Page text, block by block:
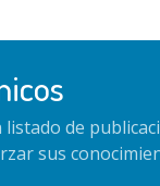
de
sus